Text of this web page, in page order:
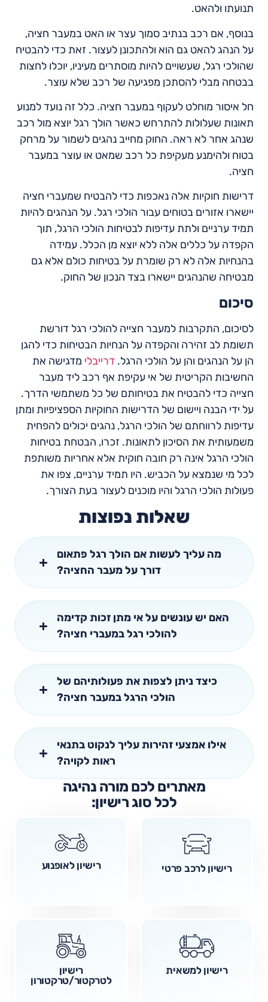
תנועתו ולהאט.
בנוסף, אם רכב בנתיב סמוך עצר או האט במעבר חציה,
על הנהג להאט גם הוא ולהתכונן לעצור. זאת כדי להבטיח
שהולכי רגל, שעשויים להיות מוסתרים מעיניו, יוכלו לחצות
בבטחה מבלי להסתכן מפגיעה של רכב שלא עוצר.
חל איסור מוחלט לעקוף במעבר חציה. כלל זה נועד למנוע
תאונות שעלולות להתרחש כאשר הולך רגל יוצא מול רכב
שנהג אחר לא ראה. החוק מחייב נהגים לשמור על מרחק
בטוח ולהימנע מעקיפת כל רכב שמאט או עוצר במעבר
חציה.
דרישות חוקיות אלה נאכפות כדי להבטיח שמעברי חציה
יישארו אזורים בטוחים עבור הולכי רגל. על הנהגים להיות
תמיד ערניים ולתת עדיפות לבטיחות הולכי הרגל, תוך
הקפדה על כללים אלה ללא יוצא מן הכלל. עמידה
בהנחיות אלה לא רק שומרת על בטיחות כולם אלא גם
מבטיחה שהנהגים יישארו בצד הנכון של החוק.
סיכום
לסיכום, התקרבות למעבר חצייה להולכי רגל דורשת
תשומת לב זהירה והקפדה על הנחיות הבטיחות כדי להגן
הן על הנהגים והן על הולכי הרגל. דרייבלי מדגישה את
החשיבות הקריטית של אי עקיפת אף רכב ליד מעבר
חצייה כדי להבטיח את בטיחותם של כל משתמשי הדרך.
על ידי הבנה ויישום של הדרישות החוקיות הספציפיות ומתן
עדיפות לרווחתם של הולכי הרגל, נהגים יכולים להפחית
משמעותית את הסיכון לתאונות. זכרו, הבטחת בטיחות
הולכי הרגל אינה רק חובה חוקית אלא אחריות משותפת
לכל מי שנמצא על הכביש. היו תמיד ערניים, צפו את
פעולות הולכי הרגל והיו מוכנים לעצור בעת הצורך.
שאלות נפוצות
מה עליך לעשות אם הולך רגל פתאום
דורך על מעבר החציה?
האם יש עונשים על אי מתן זכות קדימה
להולכי רגל במעברי חציה?
כיצד ניתן לצפות את פעולותיהם של
הולכי הרגל במעבר חציה?
אילו אמצעי זהירות עליך לנקוט בתנאי
ראות לקויה?
מאתרים לכם מורה נהיגה
לכל סוג רישיון:
רישיון לרכב פרטי רישיון לאופנוע
רישיון למשאית
רישיון
לטרקטור/טרקטורון